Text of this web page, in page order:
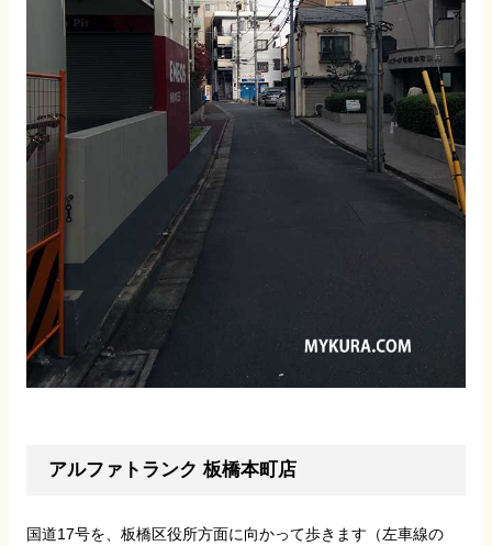
アルファトランク 板橋本町店
国道17号を、板橋区役所方面に向かって歩きます（左車線の